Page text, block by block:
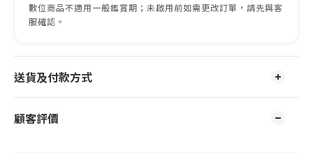
數位商品不適用一般鑑賞期；未啟用前如需更改訂單，請先與客
服確認。
送貨及付款方式
顧客評價